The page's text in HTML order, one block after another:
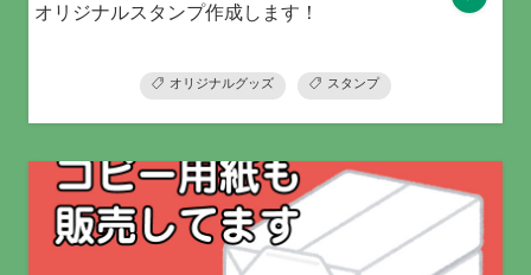
オリジナルスタンプ作成します！
オリジナルグッズ スタンプ